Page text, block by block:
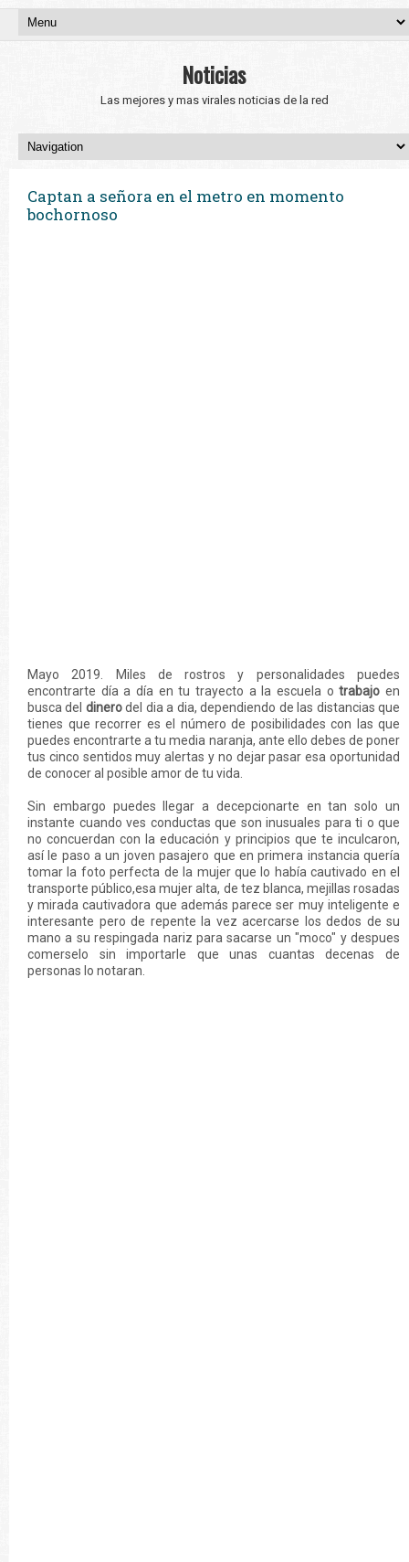
Noticias
Las mejores y mas virales noticias de la red
Captan a señora en el metro en momento
bochornoso
Mayo 2019. Miles de rostros y personalidades puedes
encontrarte día a día en tu trayecto a la escuela otrabajoen
busca del dinerodel dia a dia, dependiendo de las distancias que
tienes que recorrer es el número de posibilidades con las que
puedes encontrarte a tu media naranja, ante ello debes de poner
tus cinco sentidos muy alertas y no dejar pasar esa oportunidad
de conocer al posible amor de tu vida.
Sin embargo puedes llegar a decepcionarte en tan solo un
instante cuando ves conductas que son inusuales para ti o que
no concuerdan con la educación y principios que te inculcaron,
así le paso a un joven pasajero que en primera instancia quería
tomar la foto perfecta de la mujer que lo había cautivado en el
transporte público,esa mujer alta, de tez blanca, mejillas rosadas
y mirada cautivadora que además parece ser muy inteligente e
interesante pero de repente la vez acercarse los dedos de su
mano a su respingada nariz para sacarse un "moco" y despues
comerselo sin importarle que unas cuantas decenas de
personas lo notaran.